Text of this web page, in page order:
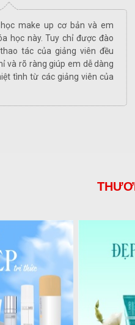
make up cơ bản và em
học này. Tuy chỉ được đào
tác của giảng viên đều
và rõ ràng giúp em dễ dàng
tình từ các giảng viên của